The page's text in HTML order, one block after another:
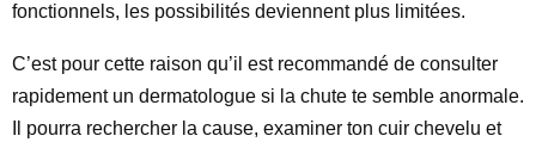
fonctionnels, les possibilités deviennent plus limitées.
C’est pour cette raison qu’il est recommandé de consulter
rapidement un dermatologue si la chute te semble anormale.
Il pourra rechercher la cause, examiner ton cuir chevelu et